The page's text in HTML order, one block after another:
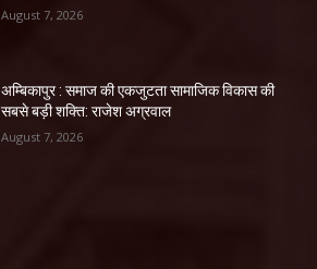
August 7, 2026
अम्बिकापुर : समाज की एकजुटता सामाजिक विकास की
सबसे बड़ी शक्ति: राजेश अग्रवाल
August 7, 2026